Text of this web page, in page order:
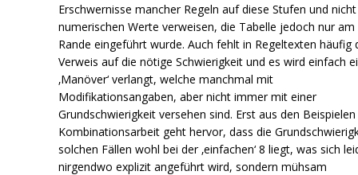
Erschwernisse mancher Regeln auf diese Stufen und
numerischen Werte verweisen, die Tabelle jedoch nur am
Rande eingeführt wurde. Auch fehlt in Regeltexten häufig
Verweis auf die nötige Schwierigkeit und es wird einfach
‚Manöver‘ verlangt, welche manchmal mit
Modifikationsangaben, aber nicht immer mit einer
Grundschwierigkeit versehen sind. Erst aus den
Kombinationsarbeit geht hervor, dass die
solchen Fällen wohl bei der ‚einfachen‘ 8 liegt, was sich
nirgendwo explizit angeführt wird, sondern mühsam